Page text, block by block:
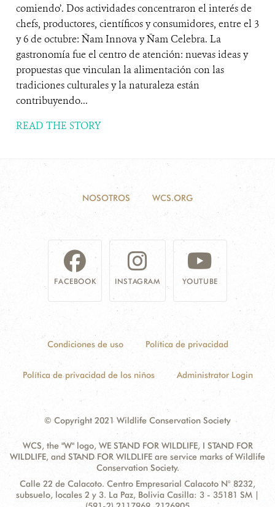
comiendo’. Dos actividades concentraron el interés de
chefs, productores, científicos y consumidores, entre el 3
y 6 de octubre: Ñam Innova y Ñam Celebra. La
gastronomía fue el centro de atención: nuevas ideas y
propuestas que vinculan la alimentación con las
tradiciones culturales y la naturaleza están
contribuyendo...
READ THE STORY
NOSOTROS WCS.ORG
FACEBOOK INSTAGRAM YOUTUBE
Condiciones de uso Política de privacidad
Política de privacidad de los niños Administrator Login
© Copyright 2021 Wildlife Conservation Society
WCS, the "W" logo, WE STAND FOR WILDLIFE, I STAND FOR
WILDLIFE, and STAND FOR WILDLIFE are service marks of Wildlife
Conservation Society.
Contact
Information
Address:
Calle 22 de Calacoto. Centro Empresarial Calacoto N° 8232,
subsuelo, locales 2 y 3. La Paz, Bolivia Casilla: 3 - 35181 SM |